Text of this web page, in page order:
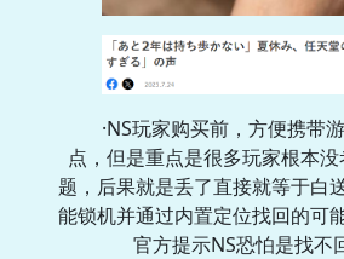
·NS玩家购买前，方便携带
点，但是重点是很多玩家根本
题，后果就是丢了直接就等于白
能锁机并通过内置定位找回的可
官方提示NS恐怕是找不